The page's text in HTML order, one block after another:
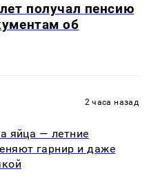
получал пенсию
об
2 часа назад
яйца — летние
гарнир и даже